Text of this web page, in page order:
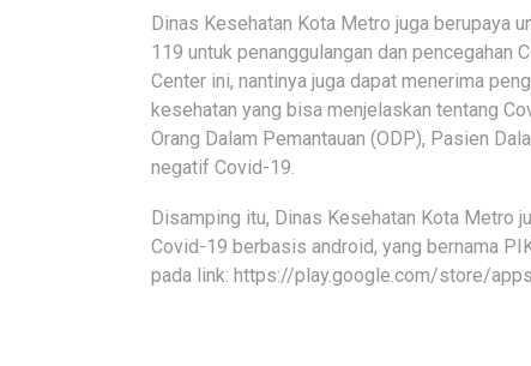
Dinas Kesehatan Kota Metro juga berupaya
119 untuk penanggulangan dan pencegahan
Center ini, nantinya juga dapat menerima
kesehatan yang bisa menjelaskan tentang
Orang Dalam Pemantauan (ODP), Pasien
negatif Covid-19.
Disamping itu, Dinas Kesehatan Kota Metro
Covid-19 berbasis android, yang bernama
pada link: https://play.google.com/store/